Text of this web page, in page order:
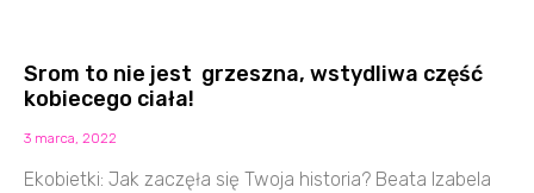
Srom to nie jest grzeszna, wstydliwa część
kobiecego ciała!
3 marca, 2022
Ekobietki: Jak zaczęła się Twoja historia? Beata Izabela